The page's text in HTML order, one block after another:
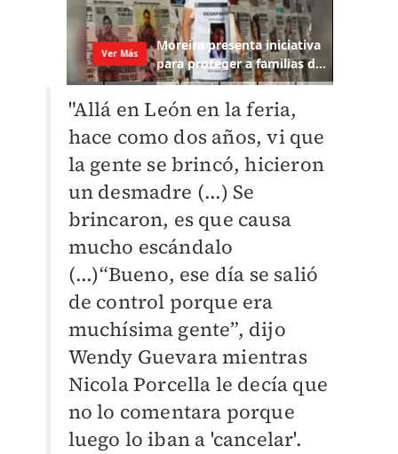
"Allá en León en la feria,
hace como dos años, vi que
la gente se brincó, hicieron
un desmadre (...) Se
brincaron, es que causa
mucho escándalo
(...)“Bueno, ese día se salió
de control porque era
muchísima gente”, dijo
Wendy Guevara mientras
Nicola Porcella le decía que
no lo comentara porque
luego lo iban a 'cancelar'.